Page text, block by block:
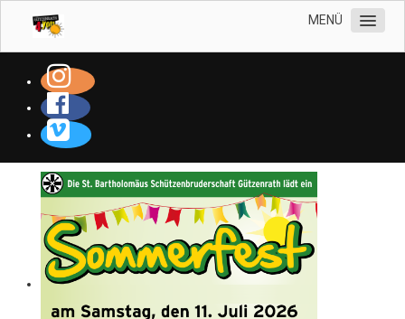
MENÜ
WILLKOMMEN
WER WIR SIND
TERMINE
ANSPRECHPARTNER
PRESSE & BERICHTE
GÜTZENRATH
GALERIE
SUCHE